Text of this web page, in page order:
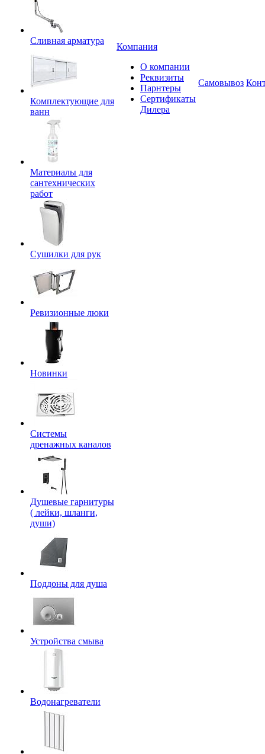
Сливная арматура
Комплектующие для
ванн
Материалы для
сантехнических
работ
Сушилки для рук
Ревизионные люки
Новинки
Системы
дренажных каналов
Душевые гарнитуры
( лейки, шланги,
души)
Поддоны для душа
Устройства смыва
Водонагреватели
Компания
О компании
Реквизиты
Парнтеры
Сертификаты
Дилера
Самовывоз